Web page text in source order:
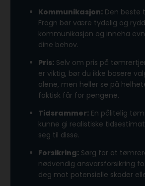
Kommunikasjon: Den beste
Frogn bør være tydelig og
kommunikasjon og inneha
dine behov.
Pris: Selv om pris på
er viktig, bør du ikke basere
alene, men heller se på
faktisk får for pengene.
Tidsrammer: En pålitelig
kunne gi realistiske
seg til disse.
Forsikring: Sørg for at
nødvendig ansvarsforsikring
deg mot potensielle skader